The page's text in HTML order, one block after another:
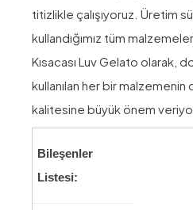
titizlikle çalışıyoruz. Üretim
kullandığımız tüm
Kısacası Luv Gelato olarak,
kullanılan her bir malzemenin
kalitesine büyük önem
Bileşenler
Listesi: